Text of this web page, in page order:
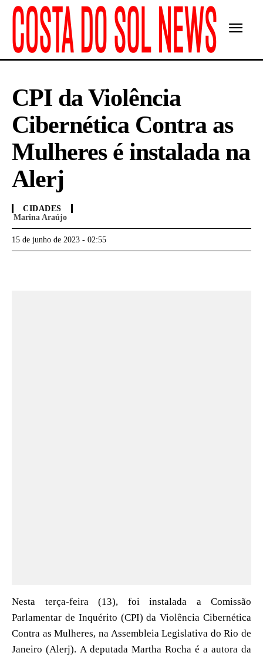
CPI da Violência
Cibernética Contra as
Mulheres é instalada na
Alerj
CIDADES
Marina Araújo
15 de junho de 2023 - 02:55
Nesta terça-feira (13), foi instalada a Comissão
Parlamentar de Inquérito (CPI) da Violência Cibernética
Contra as Mulheres, na Assembleia Legislativa do Rio de
Janeiro (Alerj). A deputada Martha Rocha é a autora da